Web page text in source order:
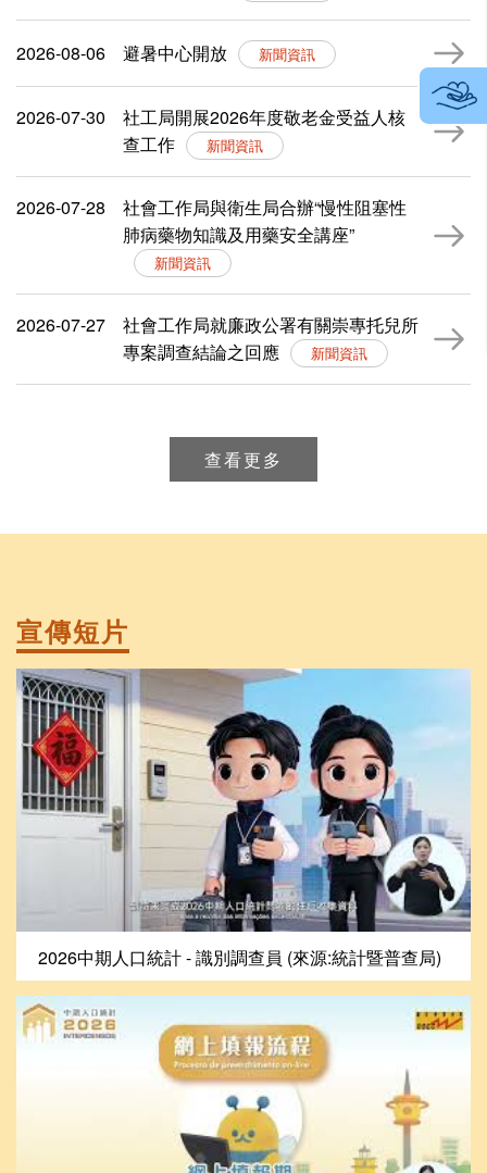
2026-08-06 避暑中心開放 新聞資訊
2026-07-30
社工局開展2026年度敬老金受益人核
查工作
新聞資訊
2026-07-28
社會工作局與衛生局合辦“慢性阻塞性
肺病藥物知識及用藥安全講座”
新聞資訊
2026-07-27
社會工作局就廉政公署有關崇專托兒所
專案調查結論之回應
新聞資訊
查看更多
宣傳短片
2026中期人口統計 - 識別調查員 (來源:統計暨普查局)